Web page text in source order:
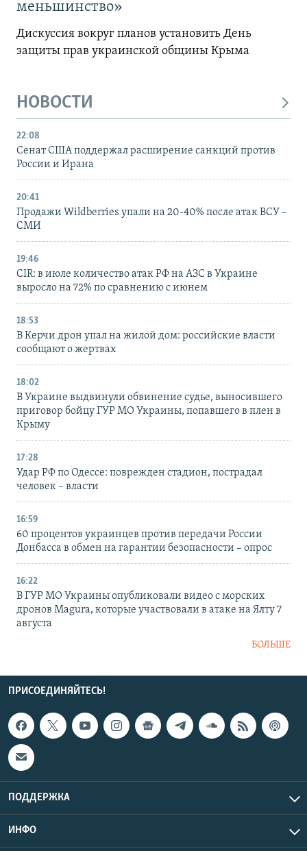
меньшинство»
Дискуссия вокруг планов установить День
защиты прав украинской общины Крыма
НОВОСТИ
22:08
Сенат США поддержал расширение санкций против
России и Ирана
20:41
Продажи Wildberries упали на 20-40% после атак ВСУ –
СМИ
19:46
CIR: в июле количество атак РФ на АЗС в Украине
выросло на 72% по сравнению с июнем
18:53
В Керчи дрон упал на жилой дом: российские власти
сообщают о жертвах
18:02
В Украине выдвинули обвинение судье, выносившего
приговор бойцу ГУР МО Украины, попавшего в плен в
Крыму
17:28
Удар РФ по Одессе: поврежден стадион, пострадал
человек – власти
16:59
60 процентов украинцев против передачи России
Донбасса в обмен на гарантии безопасности – опрос
16:22
В ГУР МО Украины опубликовали видео с морских
дронов Magura, которые участвовали в атаке на Ялту 7
августа
БОЛЬШЕ
ПРИСОЕДИНЯЙТЕСЬ!
ПОДДЕРЖКА
ИНФО